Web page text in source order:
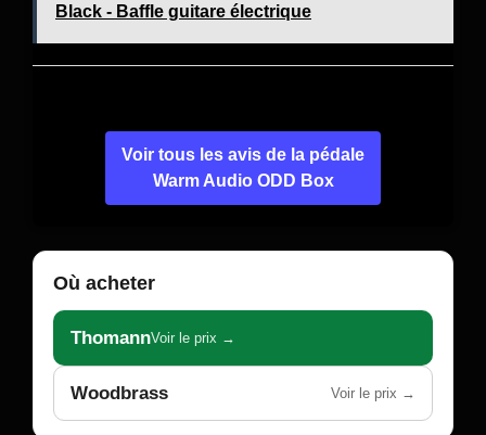
Black - Baffle guitare électrique
Voir tous les avis de la pédale
Warm Audio ODD Box
Où acheter
ThomannVoir le prix →
Woodbrass Voir le prix →